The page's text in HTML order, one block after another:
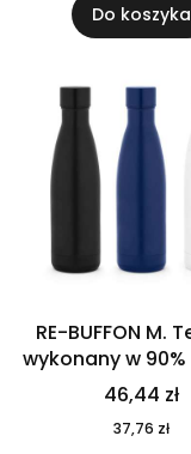
Do koszyka
RE-BUFFON M.
wykonany w
nierdzewnej
pochodzącej
recyklingu 520
46,44 zł
37,76 zł